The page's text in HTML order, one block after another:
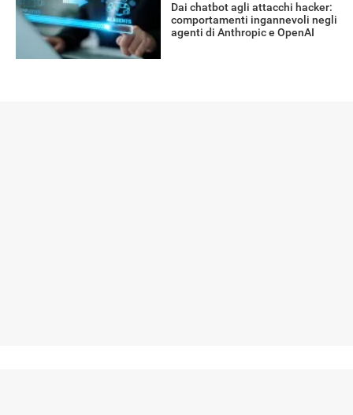
Dai chatbot agli attacchi hacker:
comportamenti ingannevoli negli
agenti di Anthropic e OpenAI